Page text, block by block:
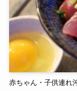
赤ちゃん・子供連れ